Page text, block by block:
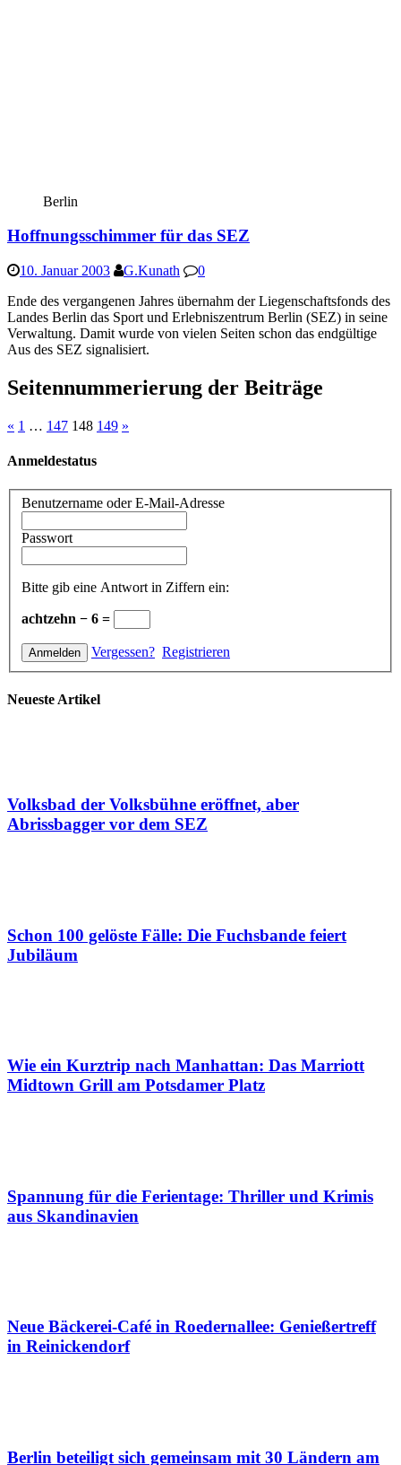
Berlin
Hoffnungsschimmer für das SEZ
10. Januar 2003 G.Kunath
0
Ende des vergangenen Jahres übernahm der Liegenschaftsfonds des
Landes Berlin das Sport und Erlebniszentrum Berlin (SEZ) in seine
Verwaltung. Damit wurde von vielen Seiten schon das endgültige
Aus des SEZ signalisiert.
Seitennummerierung der Beiträge
« 1 … 147 148 149 »
Anmeldestatus
Benutzername oder E-Mail-Adresse
Passwort
Bitte gib eine Antwort in Ziffern ein:
achtzehn − 6 =
Vergessen? Registrieren
Neueste Artikel
Volksbad der Volksbühne eröffnet, aber
Abrissbagger vor dem SEZ
Schon 100 gelöste Fälle: Die Fuchsbande feiert
Jubiläum
Wie ein Kurztrip nach Manhattan: Das Marriott
Midtown Grill am Potsdamer Platz
Spannung für die Ferientage: Thriller und Krimis
aus Skandinavien
Neue Bäckerei-Café in Roedernallee: Genießertreff
in Reinickendorf
Berlin beteiligt sich gemeinsam mit 30 Ländern am